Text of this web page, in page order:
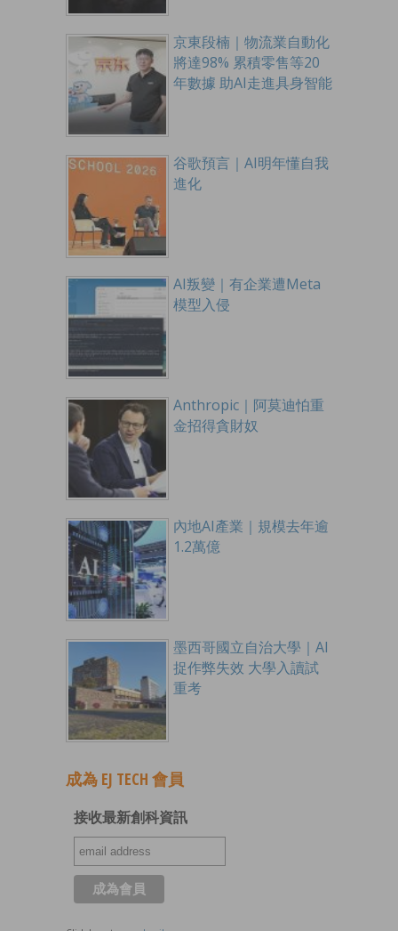
京東段楠｜物流業自動化
將達98% 累積零售等20
年數據 助AI走進具身智能
谷歌預言｜AI明年懂自我
進化
AI叛變｜有企業遭Meta
模型入侵
Anthropic｜阿莫迪怕重
金招得貪財奴
內地AI產業｜規模去年逾
1.2萬億
墨西哥國立自治大學｜AI
捉作弊失效 大學入讀試
重考
成為 EJ TECH 會員
接收最新創科資訊